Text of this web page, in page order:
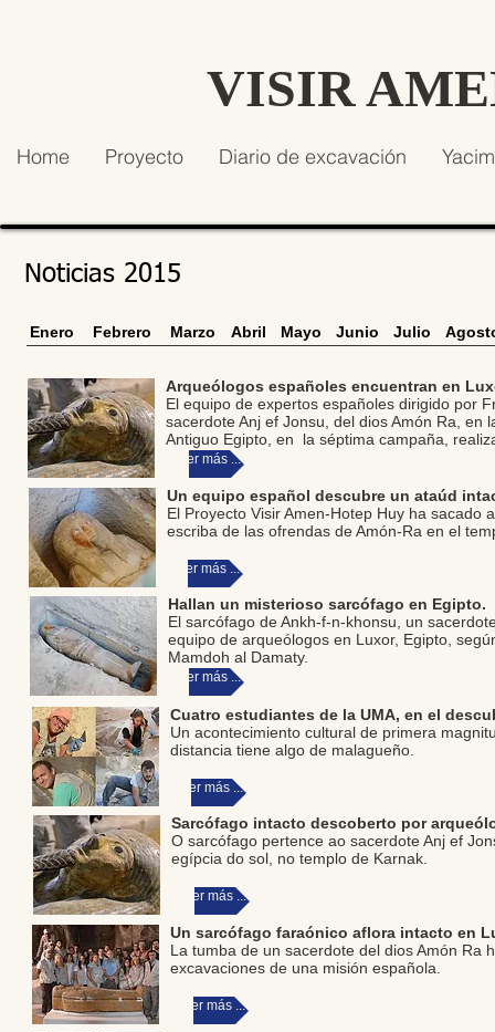
VISIR
Home Proyecto Diario de excavación
Noticias 2015
Enero Febrero Marzo Abril Mayo Junio Julio
Arqueólogos españoles encuentran en
El equipo de expertos españoles dirigido por
sacerdote Anj ef Jonsu, del dios Amón Ra, en
Antiguo Egipto, en la séptima campaña,
Leer más ...
Un equipo español descubre un ataúd
El Proyecto Visir Amen-Hotep Huy ha sacado
escriba de las ofrendas de Amón-Ra en el
Leer más ...
Hallan un misterioso sarcófago en Egipto.
El sarcófago de Ankh-f-n-khonsu, un
equipo de arqueólogos en Luxor, Egipto,
Mamdoh al Damaty.
Leer más ...
Cuatro estudiantes de la UMA, en el
Un acontecimiento cultural de primera
distancia tiene algo de malagueño.
Leer más ...
Sarcófago intacto descoberto por
O sarcófago pertence ao sacerdote Anj ef
egípcia do sol, no templo de Karnak.
Leer más ...
Un sarcófago faraónico aflora intacto en
La tumba de un sacerdote del dios Amón Ra
excavaciones de una misión española.
Leer más ...